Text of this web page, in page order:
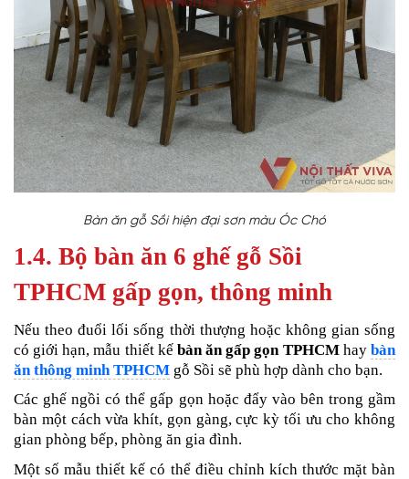
Bàn ăn gỗ Sồi hiện đại sơn màu Óc Chó
1.4. Bộ bàn ăn 6 ghế gỗ Sồi
TPHCM gấp gọn, thông minh
Nếu theo đuổi lối sống thời thượng hoặc không gian sống
có giới hạn, mẫu thiết kế bàn ăn gấp gọn TPHCM haybàn
ăn thông minh TPHCM gỗ Sồi sẽ phù hợp dành cho bạn.
Các ghế ngồi có thể gấp gọn hoặc đẩy vào bên trong gầm
bàn một cách vừa khít, gọn gàng, cực kỳ tối ưu cho không
gian phòng bếp, phòng ăn gia đình.
Một số mẫu thiết kế có thể điều chỉnh kích thước mặt bàn